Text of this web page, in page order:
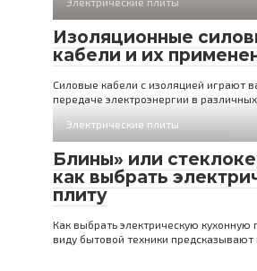
Изоляционные
кабели и их
Силовые кабели с изоляцией играют
передаче электроэнергии в
Электрические плиты
Блины» или
как выбрать
плиту
Как выбрать электрическую кухонную
виду бытовой техники